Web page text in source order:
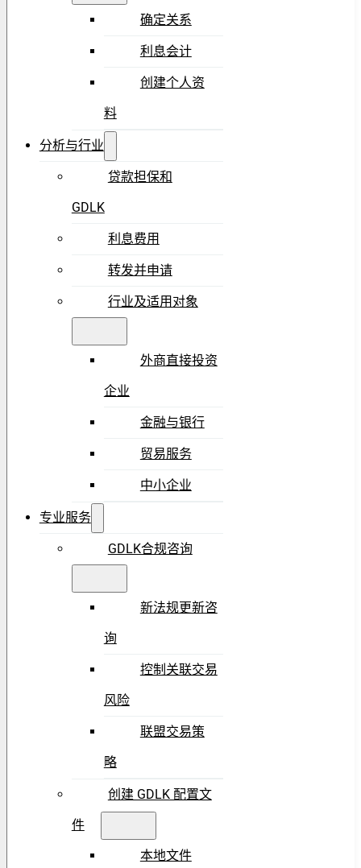
确定关系
利息会计
创建个人资
料
分析与行业
贷款担保和
GDLK
利息费用
转发并申请
行业及适用对象
外商直接投资
企业
金融与银行
贸易服务
中小企业
专业服务
GDLK合规咨询
新法规更新咨
询
控制关联交易
风险
联盟交易策
略
创建 GDLK 配置文
件
本地文件